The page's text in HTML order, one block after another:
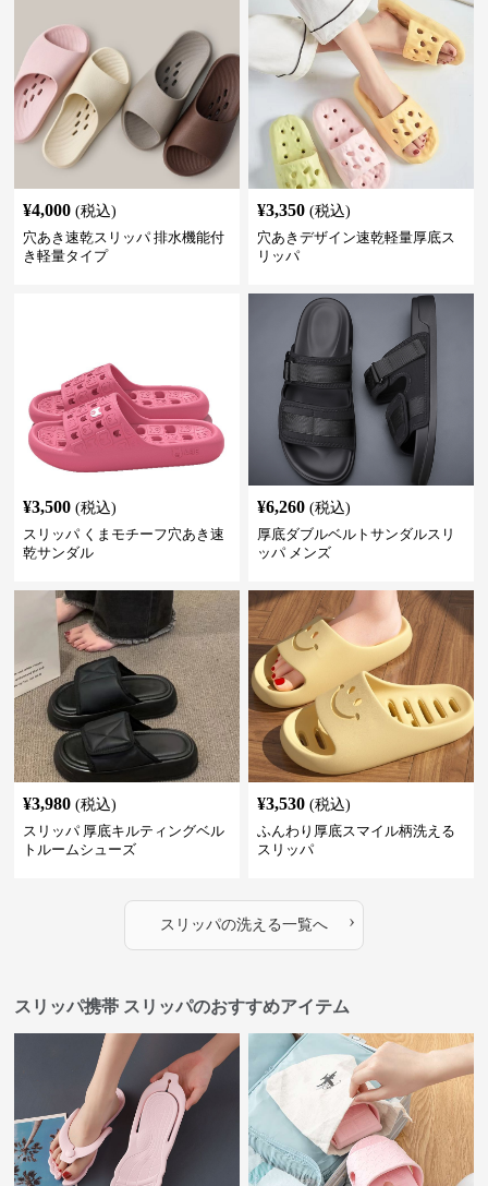
¥4,000 (税込)
穴あき速乾スリッパ 排水機能付
き軽量タイプ
¥3,350 (税込)
穴あきデザイン速乾軽量厚底ス
リッパ
¥3,500 (税込)
スリッパ くまモチーフ穴あき速
乾サンダル
¥6,260 (税込)
厚底ダブルベルトサンダルスリ
ッパ メンズ
¥3,980 (税込)
スリッパ 厚底キルティングベル
トルームシューズ
¥3,530 (税込)
ふんわり厚底スマイル柄洗える
スリッパ
スリッパの洗える一覧へ ›
スリッパ携帯 スリッパのおすすめアイテム